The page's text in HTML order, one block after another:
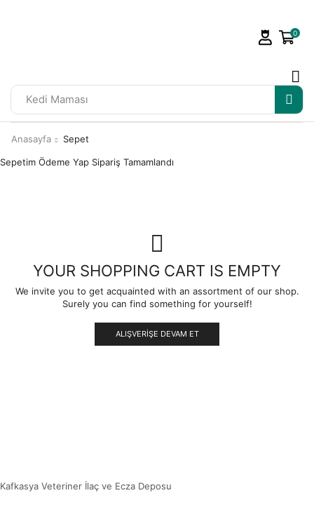
Kedi Maması
0
Anasayfa Sepet
Sepetim Ödeme Yap Sipariş Tamamlandı
YOUR SHOPPING CART IS EMPTY
We invite you to get acquainted with an assortment of our shop.
Surely you can find something for yourself!
ALIŞVERIŞE DEVAM ET
Kafkasya Veteriner İlaç ve Ecza Deposu